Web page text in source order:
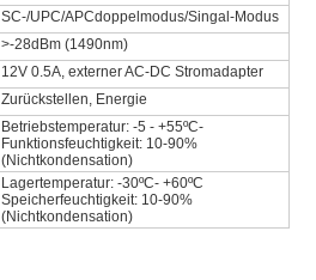
SC-/UPC/APCdoppelmodus/Singal-Modus
>-28dBm (1490nm)
12V 0.5A, externer AC-DC Stromadapter
Zurückstellen, Energie
Betriebstemperatur: -5 - +55ºC-
Funktionsfeuchtigkeit: 10-90%
(Nichtkondensation)
Lagertemperatur: -30ºC- +60ºC
Speicherfeuchtigkeit: 10-90%
(Nichtkondensation)